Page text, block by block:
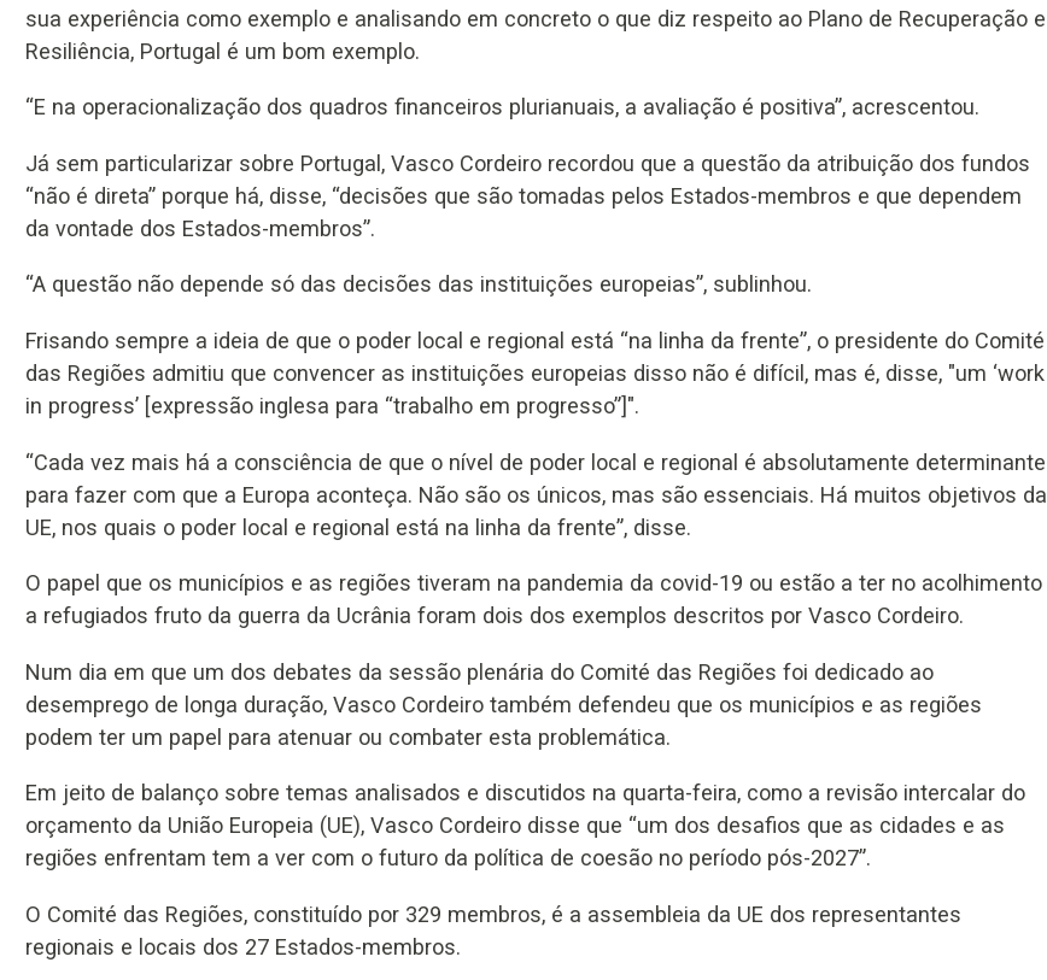
sua experiência como exemplo e analisando em concreto o que diz respeito ao Plano de Recuperação e
Resiliência, Portugal é um bom exemplo.
“E na operacionalização dos quadros financeiros plurianuais, a avaliação é positiva”, acrescentou.
Já sem particularizar sobre Portugal, Vasco Cordeiro recordou que a questão da atribuição dos fundos
“não é direta” porque há, disse, “decisões que são tomadas pelos Estados-membros e que dependem
da vontade dos Estados-membros”.
“A questão não depende só das decisões das instituições europeias”, sublinhou.
Frisando sempre a ideia de que o poder local e regional está “na linha da frente”, o presidente do Comité
das Regiões admitiu que convencer as instituições europeias disso não é difícil, mas é, disse, "um ‘work
in progress’ [expressão inglesa para “trabalho em progresso”]".
“Cada vez mais há a consciência de que o nível de poder local e regional é absolutamente determinante
para fazer com que a Europa aconteça. Não são os únicos, mas são essenciais. Há muitos objetivos da
UE, nos quais o poder local e regional está na linha da frente”, disse.
O papel que os municípios e as regiões tiveram na pandemia da covid-19 ou estão a ter no acolhimento
a refugiados fruto da guerra da Ucrânia foram dois dos exemplos descritos por Vasco Cordeiro.
Num dia em que um dos debates da sessão plenária do Comité das Regiões foi dedicado ao
desemprego de longa duração, Vasco Cordeiro também defendeu que os municípios e as regiões
podem ter um papel para atenuar ou combater esta problemática.
Em jeito de balanço sobre temas analisados e discutidos na quarta-feira, como a revisão intercalar do
orçamento da União Europeia (UE), Vasco Cordeiro disse que “um dos desafios que as cidades e as
regiões enfrentam tem a ver com o futuro da política de coesão no período pós-2027”.
O Comité das Regiões, constituído por 329 membros, é a assembleia da UE dos representantes
regionais e locais dos 27 Estados-membros.